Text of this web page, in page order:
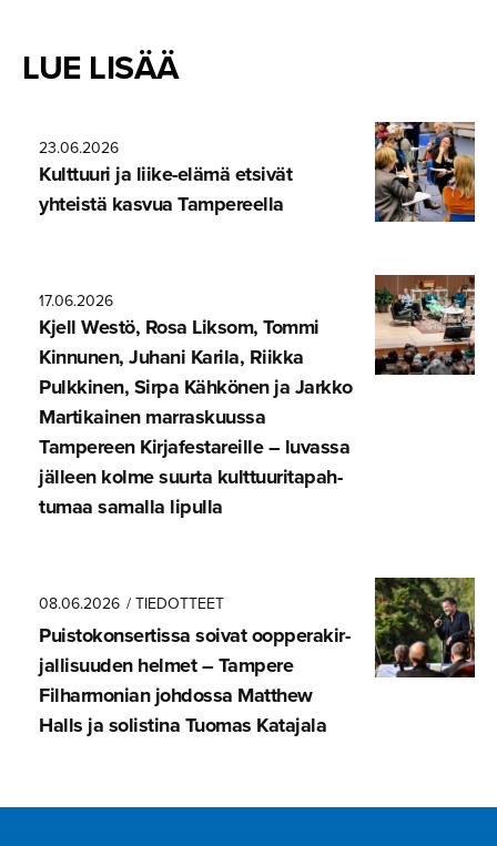
LUE LISÄÄ
23.06.2026
Kulttuuri ja liike-elämä etsivät
yhteistä kasvua Tampereella
17.06.2026
Kjell Westö, Rosa Liksom, Tommi
Kinnunen, Juhani Karila, Riikka
Pulkkinen, Sirpa Kähkönen ja Jarkko
Martikainen marraskuussa
Tampereen Kirjafes­ta­reille – luvassa
jälleen kolme suurta kulttuuri­ta­pah­
tumaa samalla lipulla
08.06.2026 / TIEDOTTEET
Puistokon­ser­tissa soivat oopperakir­
jal­li­suuden helmet – Tampere
Filharmonian johdossa Matthew
Halls ja solistina Tuomas Katajala